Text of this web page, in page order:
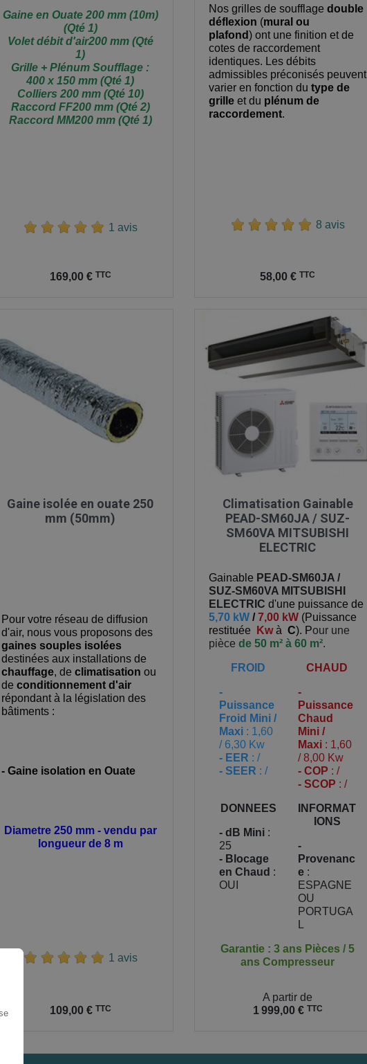
Gaine en Ouate 200 mm (10m)
(Qté 1)
Volet débit d'air200 mm (Qté
1)
Grille + Plénum Soufflage :
400 x 150 mm (Qté 1)
Colliers 200 mm (Qté 10)
Raccord FF200 mm (Qté 2)
Raccord MM200 mm (Qté 1)
1 avis
169,00 € TTC
Nos grilles de soufflage double
déflexion (mural ou
plafond) ont une finition et de
cotes de raccordement
identiques. Les débits
admissibles préconisés peuvent
varier en fonction du type de
grille et du plénum de
raccordement.
8 avis
58,00 € TTC
Gaine isolée en ouate 250
mm (50mm)
Pour votre réseau de diffusion
d'air, nous vous proposons des
gaines souples isolées
destinées aux installations de
chauffage, de climatisation ou
de conditionnement d'air
répondant à la législation des
bâtiments :
- Gaine isolation en Ouate
Diametre 250 mm - vendu par
longueur de 8 m
1 avis
Prix 109,00 € TTC
Climatisation Gainable
PEAD-SM60JA / SUZ-
SM60VA MITSUBISHI
ELECTRIC
Gainable PEAD-SM60JA /
SUZ-SM60VA MITSUBISHI
ELECTRIC d'une puissance de
5,70 kW /7,00 kW (Puissance
restituée
Kwà C). Pour une
pièce de 50 m² à 60 m².
FROID
-
Puissance
Froid Mini /
Maxi : 1,60
/ 6,30 Kw
- EER : /
- SEER : /
CHAUD
-
Puissance
Chaud
Mini /
Maxi : 1,60
/ 8,00 Kw
- COP : /
- SCOP : /
DONNEES
- dB Mini :
25
- Blocage
en Chaud :
OUI
INFORMAT
IONS
-
Provenanc
e :
ESPAGNE
OU
PORTUGA
L
Garantie : 3 ans Pièces / 5
ans Compresseur
A partir de
1 999,00 € TTC